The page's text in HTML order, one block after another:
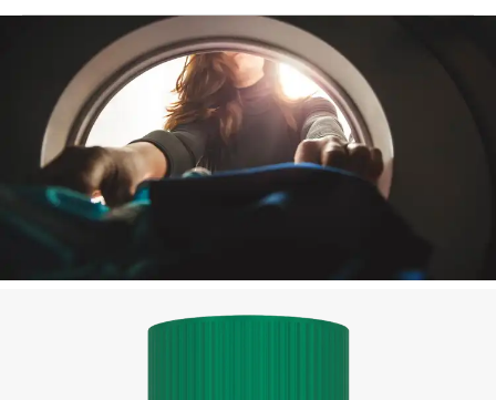
σφουγγάρι για τον καθαρισμό αυτών των
επιφανειών, έπειτα σκουπίστε με καθαρό
πανί.Χρησιμοποιήστε γάντια.
Εσωτερικό Πλυντηρίου: Ρίξτε το υπόλοιπο
υγρό από την φιάλη στη θήκη του
απορρυπαντικού. (Μη χρησιμοποιήσετε
απορρυπαντικό). Κάντε μια πλύση στους
60°C χωρίς ρούχα. Ίσως χρειαστεί να τρέξετε
παλαιού πλυντηρίου που δεν έχει καθαριστεί
Δεν είστε βέβαιοι τι να κάνετε με τα προϊόντα μας
όταν έχουν τελειώσει; Διαβάστε την ετικέτα του
προϊόντος για πληροφορίες ανακύκλωσης. Μαζί,
μπορούμε να προστατεύσουμε και να
δημιουργήσουμε έναν καθαρότερο κόσμο.